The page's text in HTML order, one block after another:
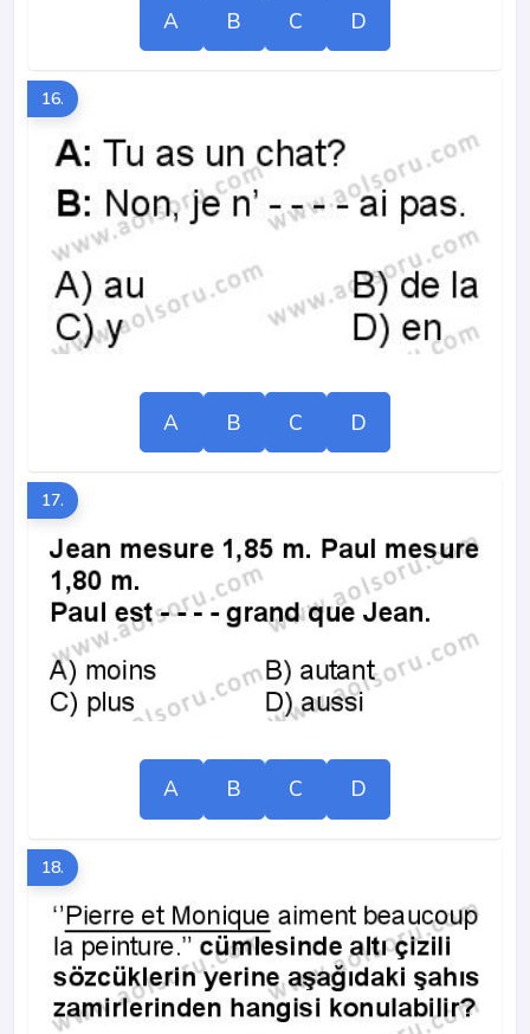
A B C D
16.
A B C D
17.
A B C D
18.